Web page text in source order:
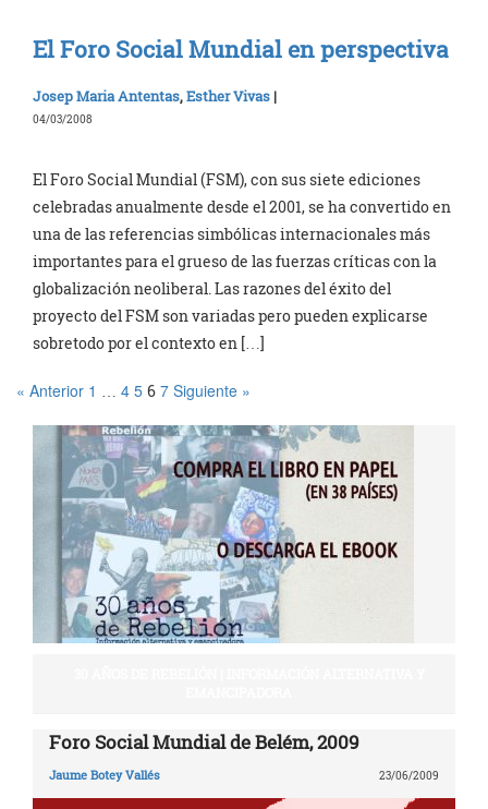
El Foro Social Mundial en perspectiva
Josep Maria Antentas,Esther Vivas |
04/03/2008
El Foro Social Mundial (FSM), con sus siete ediciones
celebradas anualmente desde el 2001, se ha convertido en
una de las referencias simbólicas internacionales más
importantes para el grueso de las fuerzas críticas con la
globalización neoliberal. Las razones del éxito del
proyecto del FSM son variadas pero pueden explicarse
sobretodo por el contexto en […]
« Anterior 1 4 5 6 7 Siguiente »
Foro Social Mundial de Belém, 2009
Jaume Botey Vallés 23/06/2009